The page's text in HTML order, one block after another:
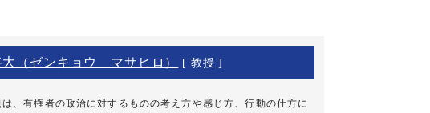
（ゼンキョウ マサヒロ） [ 教授 ]
、有権者の政治に対するものの考え方や感じ方、行動の仕方に